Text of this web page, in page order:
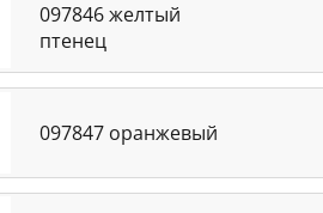
097846 желтый
птенец
097847 оранжевый